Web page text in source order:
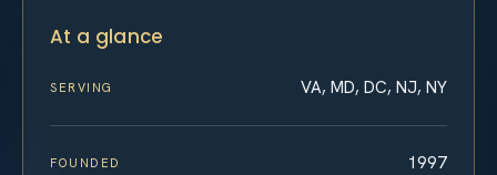
At a glance
SERVING VA, MD, DC, NJ, NY
FOUNDED 1997